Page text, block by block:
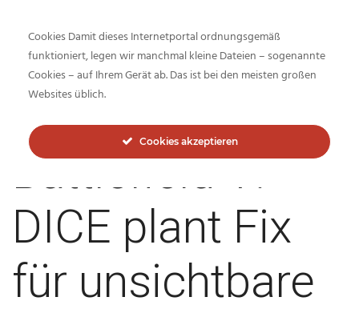
Inside-Network.net
Battlefield V:
DICE plant Fix
für unsichtbare
Cookies Damit dieses Internetportal ordnungsgemäß
funktioniert, legen wir manchmal kleine Dateien – sogenannte
Cookies – auf Ihrem Gerät ab. Das ist bei den meisten großen
Websites üblich.
Cookies akzeptieren